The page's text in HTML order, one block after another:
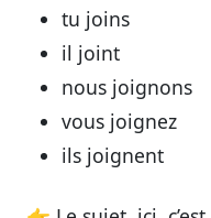
tu joins
il joint
nous joignons
vous joignez
ils joignent